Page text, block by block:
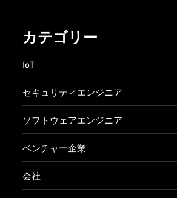
カテゴリー
IoT
セキュリティエンジニア
ソフトウェアエンジニア
ベンチャー企業
会社